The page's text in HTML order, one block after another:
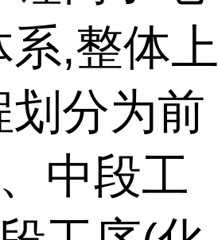
,整体上
分为前
中段工